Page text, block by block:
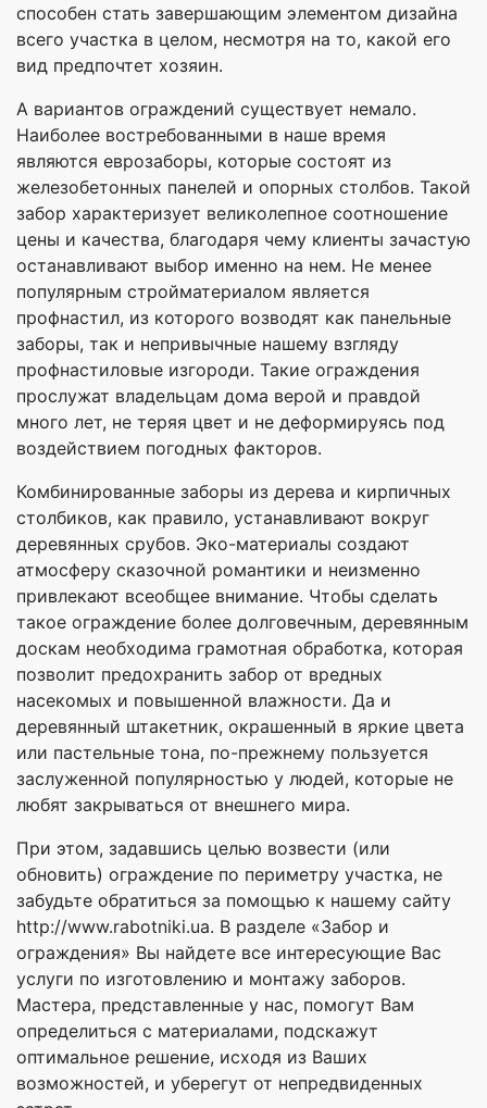
способен стать завершающим элементом дизайна
всего участка в целом, несмотря на то, какой его
вид предпочтет хозяин.
А вариантов ограждений существует немало.
Наиболее востребованными в наше время
являются еврозаборы, которые состоят из
железобетонных панелей и опорных столбов. Такой
забор характеризует великолепное соотношение
цены и качества, благодаря чему клиенты зачастую
останавливают выбор именно на нем. Не менее
популярным стройматериалом является
профнастил, из которого возводят как панельные
заборы, так и непривычные нашему взгляду
профнастиловые изгороди. Такие ограждения
прослужат владельцам дома верой и правдой
много лет, не теряя цвет и не деформируясь под
воздействием погодных факторов.
Комбинированные заборы из дерева и кирпичных
столбиков, как правило, устанавливают вокруг
деревянных срубов. Эко-материалы создают
атмосферу сказочной романтики и неизменно
привлекают всеобщее внимание. Чтобы сделать
такое ограждение более долговечным, деревянным
доскам необходима грамотная обработка, которая
позволит предохранить забор от вредных
насекомых и повышенной влажности. Да и
деревянный штакетник, окрашенный в яркие цвета
или пастельные тона, по-прежнему пользуется
заслуженной популярностью у людей, которые не
любят закрываться от внешнего мира.
При этом, задавшись целью возвести (или
обновить) ограждение по периметру участка, не
забудьте обратиться за помощью к нашему сайту
http://www.rabotniki.ua. В разделе «Забор и
ограждения» Вы найдете все интересующие Вас
услуги по изготовлению и монтажу заборов.
Мастера, представленные у нас, помогут Вам
определиться с материалами, подскажут
оптимальное решение, исходя из Ваших
возможностей, и уберегут от непредвиденных